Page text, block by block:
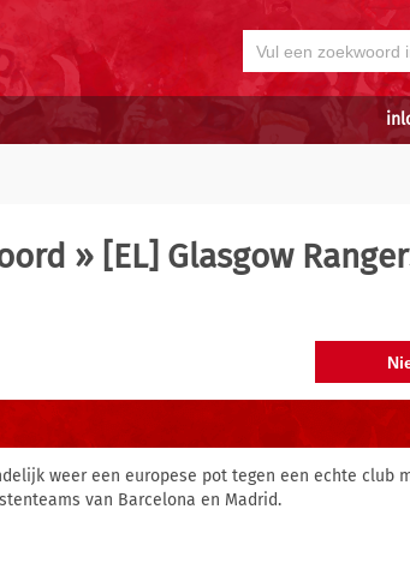
» [EL] Glasgow
weer een europese pot tegen een echte club
van Barcelona en Madrid.